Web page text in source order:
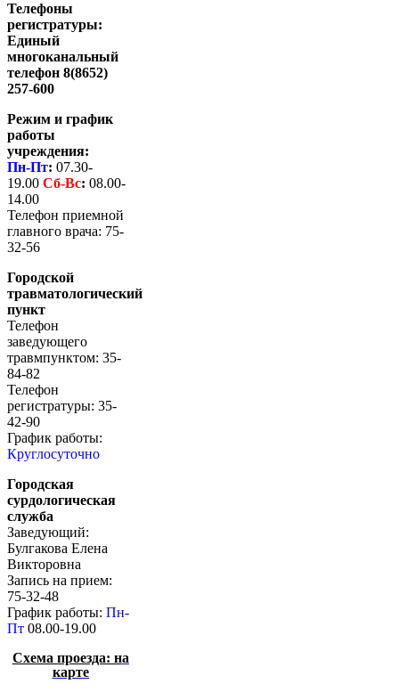
Телефоны
регистратуры:
Единый
многоканальный
телефон 8(8652)
257-600
Режим и график
работы
учреждения:
Пн-Пт: 07.30-
19.00 Сб-Вс: 08.00-
14.00
Телефон приемной
главного врача: 75-
32-56
Городской
травматологический
пункт
Телефон
заведующего
травмпунктом: 35-
84-82
Телефон
регистратуры: 35-
42-90
График работы:
Круглосуточно
Городская
сурдологическая
служба
Заведующий:
Булгакова Елена
Викторовна
Запись на прием:
75-32-48
График работы: Пн-
Пт 08.00-19.00
Схема проезда: на
карте